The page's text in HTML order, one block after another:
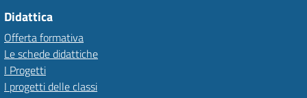
Didattica
Offerta formativa
Le schede didattiche
I Progetti
I progetti delle classi